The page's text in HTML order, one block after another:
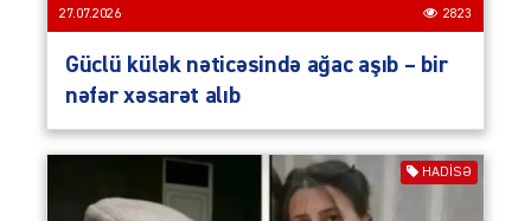
27.07.2026 2823
Güclü külək nəticəsində ağac aşıb – bir
nəfər xəsarət alıb
HADISƏ